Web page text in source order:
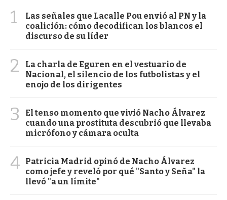
1
Las señales que Lacalle Pou envió al PN y la
coalición: cómo decodifican los blancos el
discurso de su líder
2
La charla de Eguren en el vestuario de
Nacional, el silencio de los futbolistas y el
enojo de los dirigentes
3
El tenso momento que vivió Nacho Álvarez
cuando una prostituta descubrió que llevaba
micrófono y cámara oculta
4 Patricia Madrid opinó de Nacho Álvarez
como jefe y reveló por qué "Santo y Seña" la
llevó "a un límite"